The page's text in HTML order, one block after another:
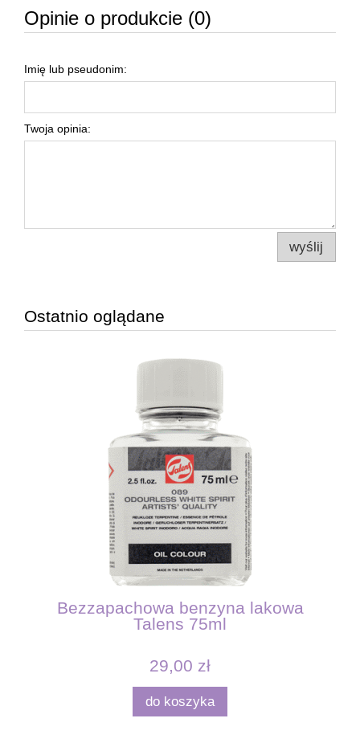
Opinie o produkcie (0)
Imię lub pseudonim:
Twoja opinia:
wyślij
Ostatnio oglądane
Bezzapachowa benzyna lakowa
Talens 75ml
29,00 zł
do koszyka